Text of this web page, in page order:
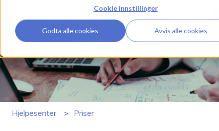
Cookie innstillinger
Godta alle cookies Avvis alle cookies
Hva kan vi hjelpe deg med?
Det finnes ingen forslag fordi søkefeltet er tomt.
Hjelpesenter Priser